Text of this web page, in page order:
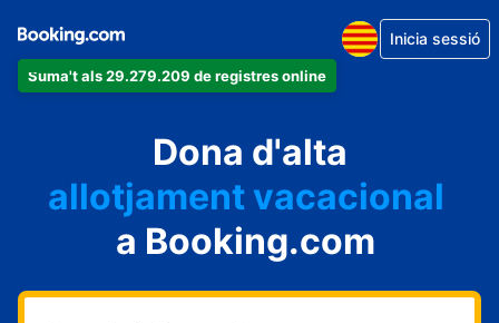
Suma't als 29.279.209 de registres online
Inicia sessió
Dona d'alta
un apartament
un hotel
allotjament vacacional
un hostal
una casa rural
a Booking.com